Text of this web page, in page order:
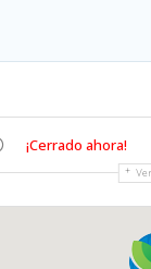
¡Cerrado ahora!